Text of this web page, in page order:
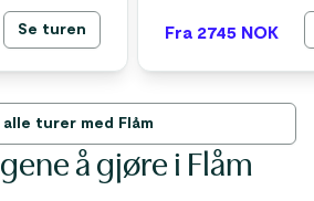
Se turen Fra 2745 NOK
alle turer med Flåm
å gjøre i Flåm